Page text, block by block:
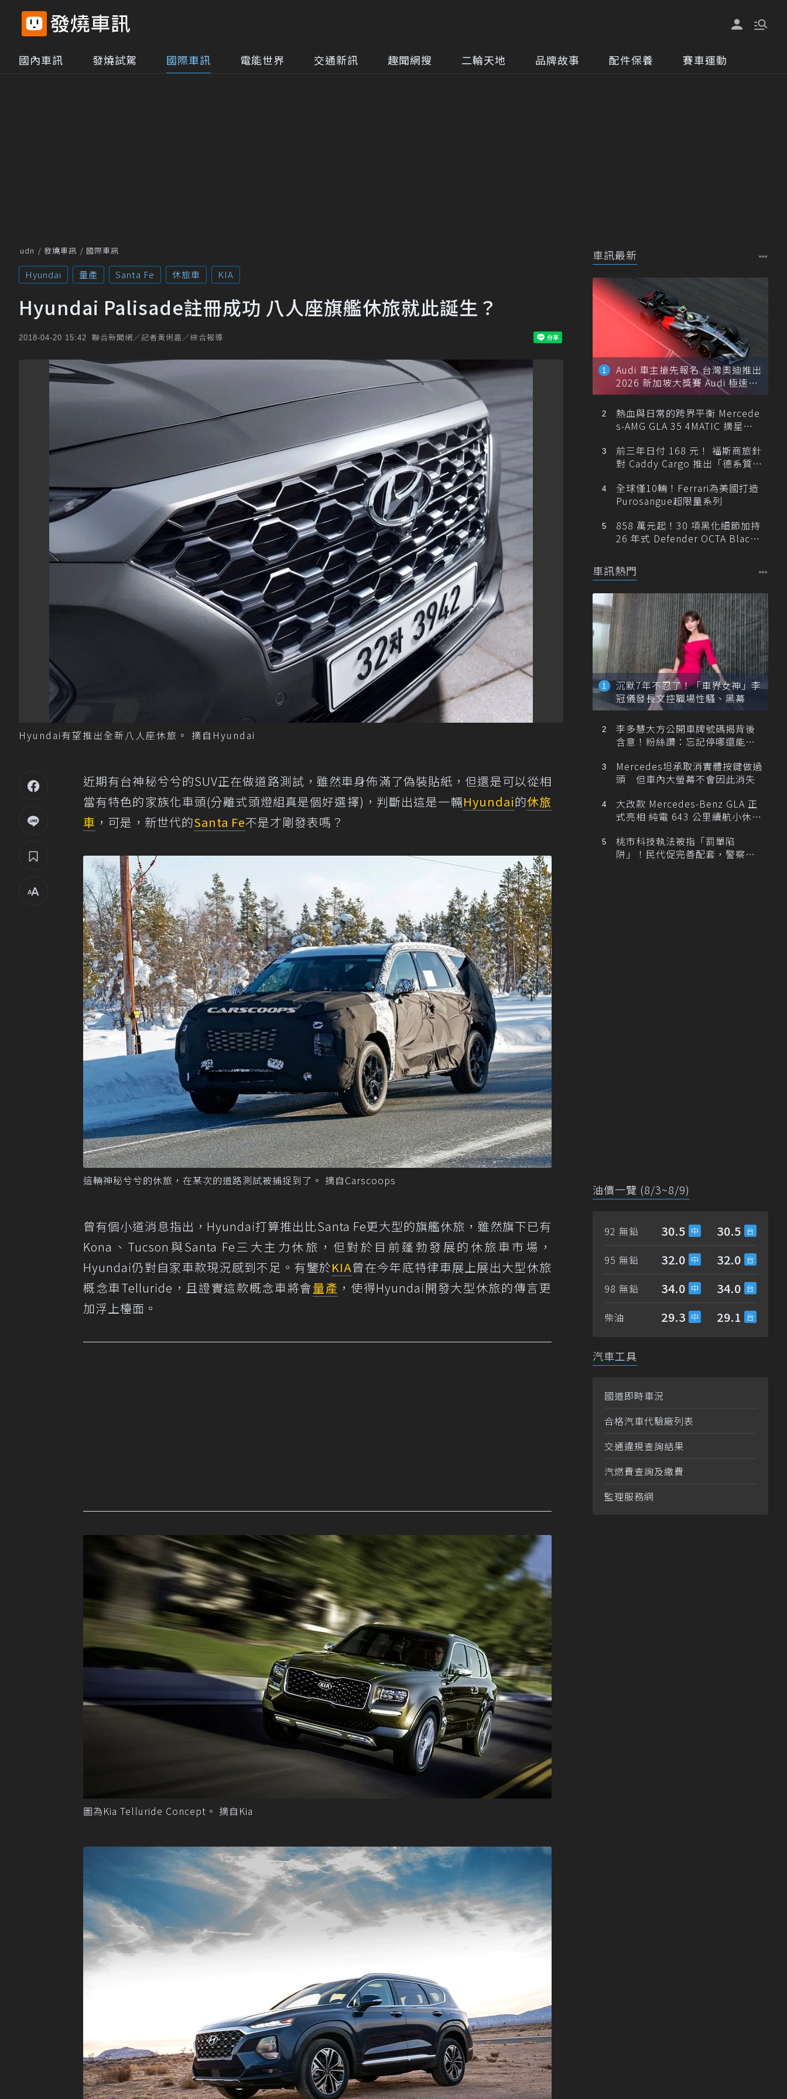
國內車訊 發燒試駕 國際車訊 電能世界 交通新訊 趣聞網搜 二輪天地 品牌故事 配件保養 賽車運動
udn 發燒車訊 國際車訊
Hyundai 量產 Santa Fe 休旅車 KIA
Hyundai Palisade註冊成功 八人座旗艦休旅就此誕生？
2018-04-20 15:42 聯合新聞網／記者黃俐嘉／綜合報導
Hyundai有望推出全新八人座休旅。 摘自Hyundai
近期有台神秘兮兮的SUV正在做道路測試，雖然車身佈滿了偽裝貼紙，但還是可以從相
當有特色的家族化車頭(分離式頭燈組真是個好選擇)，判斷出這是一輛Hyundai的休旅
車 ，可是，新世代的Santa Fe不是才剛發表嗎？
這輛神秘兮兮的休旅，在某次的道路測試被捕捉到了。 摘自Carscoops
曾有個小道消息指出，Hyundai打算推出比Santa Fe更大型的旗艦休旅，雖然旗下已有
Kona、Tucson與Santa Fe三大主力休旅，但對於目前蓬勃發展的休旅車市場，
Hyundai仍對自家車款現況感到不足。有鑒於KIA曾在今年底特律車展上展出大型休旅
概念車Telluride，且證實這款概念車將會量產 ，使得Hyundai開發大型休旅的傳言更
加浮上檯面。
圖為Kia Telluride Concept。 摘自Kia
車訊最新
Audi 車主搶先報名 台灣奧迪推出
2026 新加坡大獎賽 Audi 極速之
旅
熱血與日常的跨界平衡 Mercede
s-AMG GLA 35 4MATIC 摘星版
前三年日付 168 元！ 福斯商旅針
對 Caddy Cargo 推出「德系質感
全球僅10輛！Ferrari為美國打造
Purosangue超限量系列
858 萬元起！30 項黑化細節加持
26 年式 Defender OCTA Black
車訊熱門
沉默7年不忍了！「車界女神」李
冠儀發長文控職場性騷、黑幕
李多慧大方公開車牌號碼揭背後
含意！粉絲讚：忘記停哪還能幫
Mercedes坦承取消實體按鍵做過
頭 但車內大螢幕不會因此消失
大改款 Mercedes-Benz GLA 正
式亮相 純電 643 公里續航小休
桃市科技執法被指「罰單陷
阱」！民代促完善配套，警察局
油價一覽 (8/3~8/9)
92 無鉛 30.5 30.5
95 無鉛 32.0 32.0
98 無鉛 34.0 34.0
柴油 29.3 29.1
汽車工具
國道即時車況
合格汽車代驗廠列表
交通違規查詢結果
汽燃費查詢及繳費
監理服務網